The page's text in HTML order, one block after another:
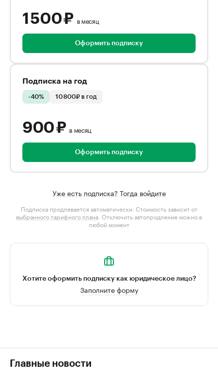
1 500 ₽ в месяц
Оформить подписку
Подписка на год
-40% 10 800₽ в год
900 ₽ в месяц
Оформить подписку
Уже есть подписка? Тогда войдите
Подписка продлевается автоматически. Стоимость зависит от
выбранного тарифного плана . Отключить автопродление можно в
любой момент
Хотите оформить подписку как юридическое лицо?
Заполните форму
Главные новости